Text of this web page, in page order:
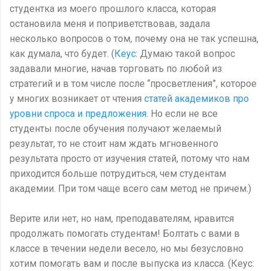
студентка из моего прошлого класса, которая
остановила меня и поприветствовав, задала
несколько вопросов о том, почему она не так успешна,
как думала, что будет. (Кеус: Думаю такой вопрос
задавали многие, начав торговать по любой из
стратегий и в том числе после “просветления”, которое
у многих возникает от чтения статей академиков про
уровни спроса и предложения. Но если не все
студенты после обучения получают желаемый
результат, то не стоит нам ждать мгновенного
результата просто от изучения статей, потому что нам
приходится больше потрудиться, чем студентам
академии. При том чаще всего сам метод не причем.)
Верите или нет, но нам, преподавателям, нравится
продолжать помогать студентам! Болтать с вами в
классе в течении недели весело, но мы безусловно
хотим помогать вам и после выпуска из класса. (Кеус: